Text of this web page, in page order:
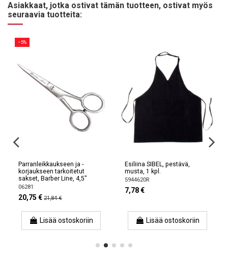
Asiakkaat, jotka ostivat tämän tuotteen, ostivat myös
seuraavia tuotteita:
−5%
Parranleikkaukseen ja -
korjaukseen tarkoitetut
sakset, Barber Line, 4,5"
06281
20,75 € 21,84 €
Lisää ostoskoriin
Esiliina SIBEL, pestävä,
musta, 1 kpl.
5944620R
7,78 €
Lisää ostoskoriin